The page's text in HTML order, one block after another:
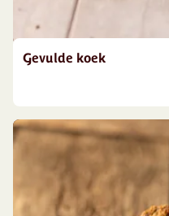
Gevulde koek